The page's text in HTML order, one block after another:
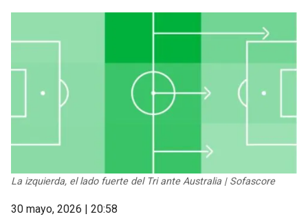
La izquierda, el lado fuerte del Tri ante Australia | Sofascore
30 mayo, 2026 | 20:58